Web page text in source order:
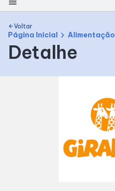
Shopping
Mapa Interno
Facilidades
arrow_backVoltar
Página Inicial chevron_right Alimentação
Detalhe